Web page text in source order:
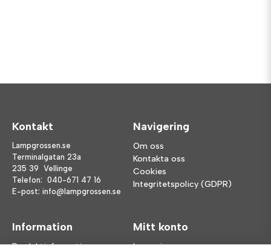
Kontakt
Lampgrossen.se
Terminalgatan 23a
235 39 Vellinge
Telefon: 040-671 47 16
E-post: info@lampgrossen.se
Navigering
Om oss
Kontakta oss
Cookies
Integritetspolicy (GDPR)
Information Mitt konto